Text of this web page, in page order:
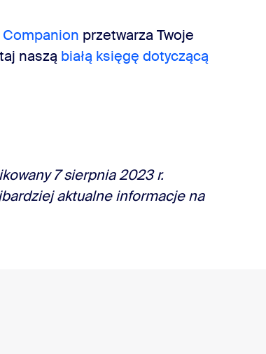
przetwarza Twoje
naszą białą księgę dotyczącą
7 sierpnia 2023 r.
aktualne informacje na